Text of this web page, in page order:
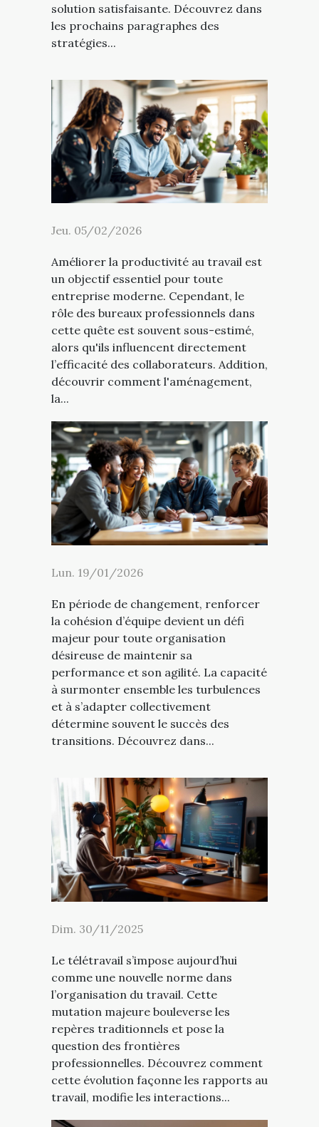
solution satisfaisante. Découvrez dans
les prochains paragraphes des
stratégies...
Jeu. 05/02/2026
Améliorer la productivité au travail est
un objectif essentiel pour toute
entreprise moderne. Cependant, le
rôle des bureaux professionnels dans
cette quête est souvent sous-estimé,
alors qu'ils influencent directement
l’efficacité des collaborateurs. Addition,
découvrir comment l'aménagement,
la...
Lun. 19/01/2026
En période de changement, renforcer
la cohésion d’équipe devient un défi
majeur pour toute organisation
désireuse de maintenir sa
performance et son agilité. La capacité
à surmonter ensemble les turbulences
et à s’adapter collectivement
détermine souvent le succès des
transitions. Découvrez dans...
Dim. 30/11/2025
Le télétravail s’impose aujourd’hui
comme une nouvelle norme dans
l’organisation du travail. Cette
mutation majeure bouleverse les
repères traditionnels et pose la
question des frontières
professionnelles. Découvrez comment
cette évolution façonne les rapports au
travail, modifie les interactions...